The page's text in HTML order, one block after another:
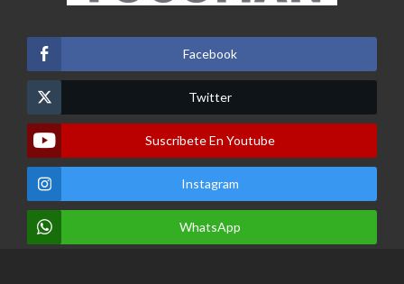
Facebook
Twitter
Suscribete En Youtube
Instagram
WhatsApp